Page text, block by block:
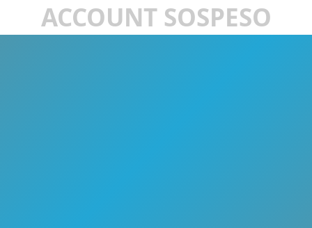
ACCOUNT SOSPESO